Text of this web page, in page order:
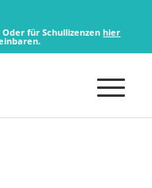
für Schullizenzenhier